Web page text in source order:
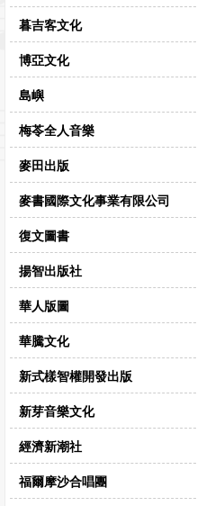
暮吉客文化
博亞文化
島嶼
梅苓全人音樂
麥田出版
麥書國際文化事業有限公司
復文圖書
揚智出版社
華人版圖
華騰文化
新式樣智權開發出版
新芽音樂文化
經濟新潮社
福爾摩沙合唱團